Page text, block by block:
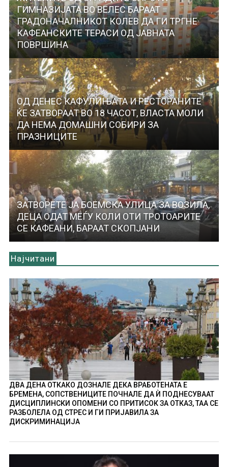
ГИМНАЗИЈАТА ВО ВЕЛЕС БАРААТ
ГРАДОНАЧАЛНИКОТ КОЛЕВ ДА ГИ ТРГНЕ
КАФЕАНСКИТЕ ТЕРАСИ ОД ЈАВНАТА
ПОВРШИНА
ОД ДЕНЕС КАФУЛИЊАТА И РЕСТОРАНИТЕ
ЌЕ ЗАТВОРААТ ВО 18 ЧАСОТ, ВЛАСТА МОЛИ
ДА НЕМА ДОМАШНИ СОБИРИ ЗА
ПРАЗНИЦИТЕ
ЗАТВОРЕТЕ ЈА БОЕМСКА УЛИЦА ЗА ВОЗИЛА,
ДЕЦА ОДАТ МЕЃУ КОЛИ ОТИ ТРОТОАРИТЕ
СЕ КАФЕАНИ, БАРААТ СКОПЈАНИ
Најчитани
ДВА ДЕНА ОТКАКО ДОЗНАЛЕ ДЕКА ВРАБОТЕНАТА Е
БРЕМЕНА, СОПСТВЕНИЦИТЕ ПОЧНАЛЕ ДА Ѝ ПОДНЕСУВААТ
ДИСЦИПЛИНСКИ ОПОМЕНИ СО ПРИТИСОК ЗА ОТКАЗ, ТАА СЕ
РАЗБОЛЕЛА ОД СТРЕС И ГИ ПРИЈАВИЛА ЗА
ДИСКРИМИНАЦИЈА